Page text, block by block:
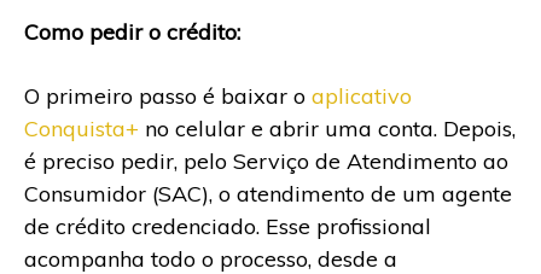
Como pedir o crédito:
O primeiro passo é baixar o aplicativo
Conquista+ no celular e abrir uma conta. Depois,
é preciso pedir, pelo Serviço de Atendimento ao
Consumidor (SAC), o atendimento de um agente
de crédito credenciado. Esse profissional
acompanha todo o processo, desde a